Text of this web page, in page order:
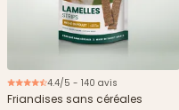
4.4/5 - 140 avis
Friandises sans céréales